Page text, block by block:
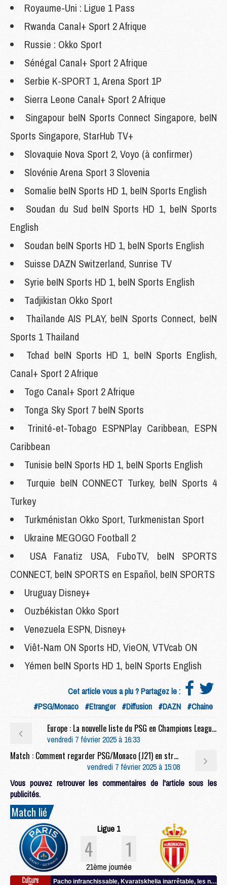
Royaume-Uni : Ligue 1 Pass
Rwanda Canal+ Sport 2 Afrique
Russie : Okko Sport
Sénégal Canal+ Sport 2 Afrique
Serbie K-SPORT 1, Arena Sport 1P
Sierra Leone Canal+ Sport 2 Afrique
Singapour beIN Sports Connect Singapore, beIN
Sports Singapore, StarHub TV+
Slovaquie Nova Sport 2, Voyo (à confirmer)
Slovénie Arena Sport 3 Slovenia
Somalie beIN Sports HD 1, beIN Sports English
Soudan du Sud beIN Sports HD 1, beIN Sports
English
Soudan beIN Sports HD 1, beIN Sports English
Suisse DAZN Switzerland, Sunrise TV
Syrie beIN Sports HD 1, beIN Sports English
Tadjikistan Okko Sport
Thaïlande AIS PLAY, beIN Sports Connect, beIN
Sports 1 Thailand
Tchad beIN Sports HD 1, beIN Sports English,
Canal+ Sport 2 Afrique
Togo Canal+ Sport 2 Afrique
Tonga Sky Sport 7 beIN Sports
Trinité-et-Tobago ESPNPlay Caribbean, ESPN
Caribbean
Tunisie beIN Sports HD 1, beIN Sports English
Turquie beIN CONNECT Turkey, beIN Sports 4
Turkey
Turkménistan Okko Sport, Turkmenistan Sport
Ukraine MEGOGO Football 2
USA Fanatiz USA, FuboTV, beIN SPORTS
CONNECT, beIN SPORTS en Español, beIN SPORTS
Uruguay Disney+
Ouzbékistan Okko Sport
Venezuela ESPN, Disney+
Viêt-Nam ON Sports HD, VieON, VTVcab ON
Yémen beIN Sports HD 1, beIN Sports English
Cet article vous a plu ? Partagez le :
#PSG/Monaco #Etranger #Diffusion #DAZN #Chaine
Europe : La nouvelle liste du PSG en Champions League avec les changements attendus
vendredi 7 février 2025 à 16:33
Match : Comment regarder PSG/Monaco (J21) en streaming
vendredi 7 février 2025 à 15:08
Vous pouvez retrouver les commentaires de l'article sous les
publicités.
Match lié
Ligue 1
4 1
21ème journée